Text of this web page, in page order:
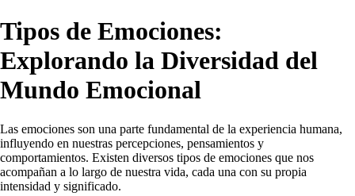
Tipos de Emociones:
Explorando la Diversidad del
Mundo Emocional
Las emociones son una parte fundamental de la experiencia humana,
influyendo en nuestras percepciones, pensamientos y
comportamientos. Existen diversos tipos de emociones que nos
acompañan a lo largo de nuestra vida, cada una con su propia
intensidad y significado.